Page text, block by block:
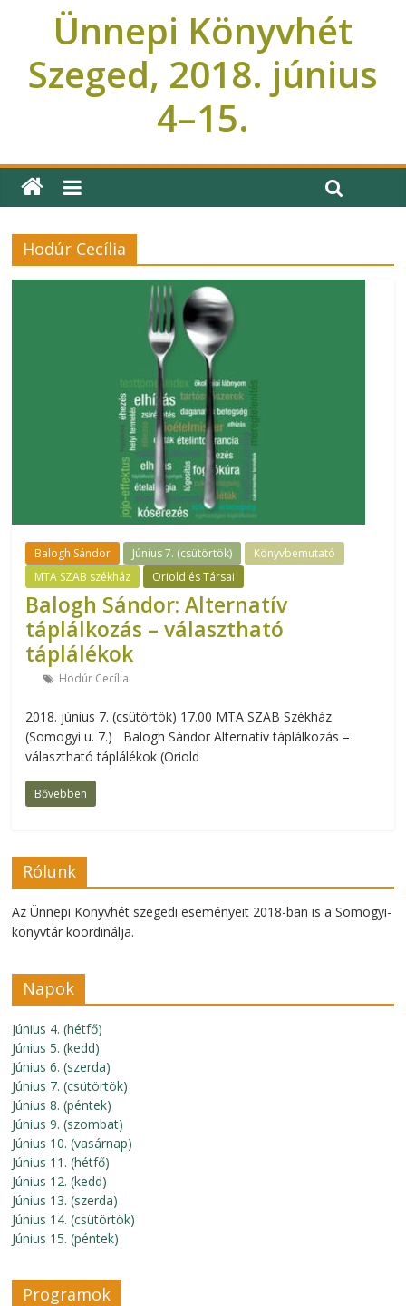
Ünnepi Könyvhét
Szeged, 2018. június
4–15.
Hodúr Cecília
Balogh Sándor Június 7. (csütörtök)
Könyvbemutató
MTA SZAB székház
Oriold és Társai
Balogh Sándor: Alternatív
táplálkozás – választható
táplálékok
Hodúr Cecília
2018. június 7. (csütörtök) 17.00 MTA SZAB Székház
(Somogyi u. 7.) Balogh Sándor Alternatív táplálkozás –
választható táplálékok (Oriold
Bővebben
Rólunk
Az Ünnepi Könyvhét szegedi eseményeit 2018-ban is a Somogyi-
könyvtár koordinálja.
Napok
Június 4. (hétfő)
Június 5. (kedd)
Június 6. (szerda)
Június 7. (csütörtök)
Június 8. (péntek)
Június 9. (szombat)
Június 10. (vasárnap)
Június 11. (hétfő)
Június 12. (kedd)
Június 13. (szerda)
Június 14. (csütörtök)
Június 15. (péntek)
Programok